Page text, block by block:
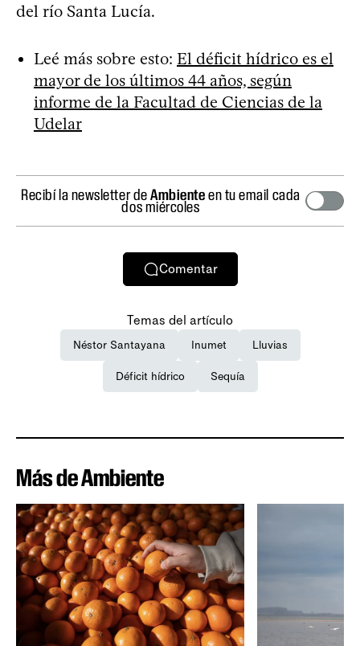
del río Santa Lucía.
Leé más sobre esto: El déficit hídrico es el
mayor de los últimos 44 años, según
informe de la Facultad de Ciencias de la
Udelar
Recibí la newsletter deAmbienteen tu email cada
dos miércoles
Comentar
Temas del artículo
Néstor Santayana Inumet Lluvias
Déficit hídrico Sequía
Más de Ambiente